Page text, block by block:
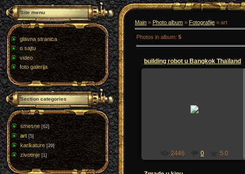
Site menu
glavna stranica
o sajtu
video
foto galerija
Section categories
smesne [62]
art [5]
karikature [29]
zivotinje [1]
Main » Photo album » Fotografije » art
Photos in album: 5
building robot u Bangkok Thaïland
2446 0 5.0